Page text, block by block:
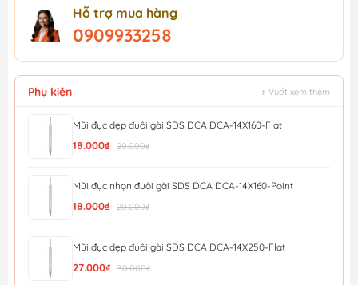
Hỗ trợ mua hàng
0909933258
Phụ kiện ↕ Vuốt xem thêm
Mũi đục dẹp đuôi gài SDS DCA DCA-14X160-Flat
18.000₫ 20.000₫
Mũi đục nhọn đuôi gài SDS DCA DCA-14X160-Point
18.000₫ 20.000₫
Mũi đục dẹp đuôi gài SDS DCA DCA-14X250-Flat
27.000₫ 30.000₫